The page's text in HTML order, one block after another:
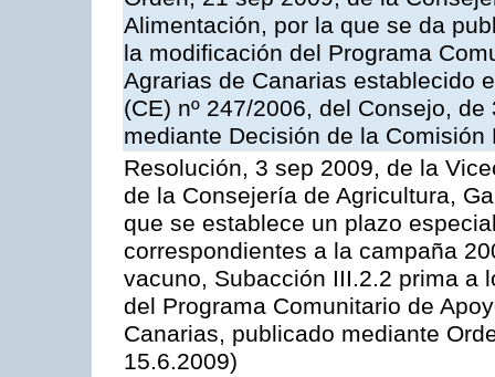
Alimentación, por la que se da
la modificación del Programa
Agrarias de Canarias establecido
(CE) nº 247/2006, del Consejo,
mediante Decisión de la
Resolución, 3 sep 2009, de la
de la Consejería de Agricultura,
que se establece un plazo
correspondientes a la campaña
vacuno, Subacción III.2.2 prima a
del Programa Comunitario de
Canarias, publicado mediante
15.6.2009)